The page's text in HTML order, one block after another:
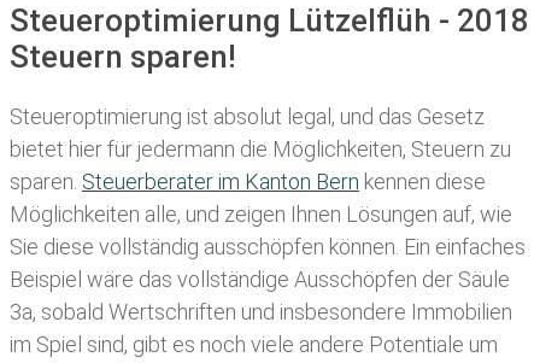
Steueroptimierung Lützelflüh - 2018
Steuern sparen!
Steueroptimierung ist absolut legal, und das Gesetz
bietet hier für jedermann die Möglichkeiten, Steuern zu
sparen. Steuerberater im K anton Bern kennen diese
Möglichkeiten alle, und zeigen Ihnen Lösungen auf, wie
Sie diese vollständig ausschöpfen können. Ein einfaches
Beispiel wäre das vollständige Ausschöpfen der Säule
3a, sobald Wertschriften und insbesondere Immobilien
im Spiel sind, gibt es noch viele andere Potentiale um